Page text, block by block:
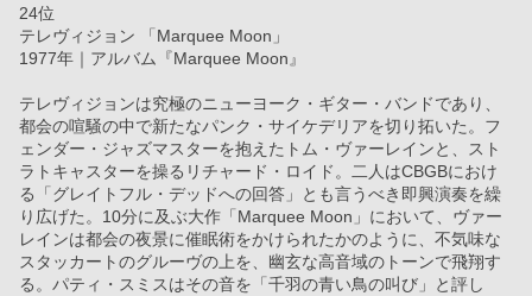
24位
テレヴィジョン 「Marquee Moon」
1977年｜アルバム『Marquee Moon』
テレヴィジョンは究極のニューヨーク・ギター・バンドであり、
都会の喧騒の中で新たなパンク・サイケデリアを切り拓いた。フ
ェンダー・ジャズマスターを抱えたトム・ヴァーレインと、スト
ラトキャスターを操るリチャード・ロイド。二人はCBGBにおけ
る「グレイトフル・デッドへの回答」とも言うべき即興演奏を繰
り広げた。10分に及ぶ大作「Marquee Moon」において、ヴァー
レインは都会の夜景に催眠術をかけられたかのように、不気味な
スタッカートのグルーヴの上を、幽玄な高音域のトーンで飛翔す
る。パティ・スミスはその音を「千羽の青い鳥の叫び」と評し